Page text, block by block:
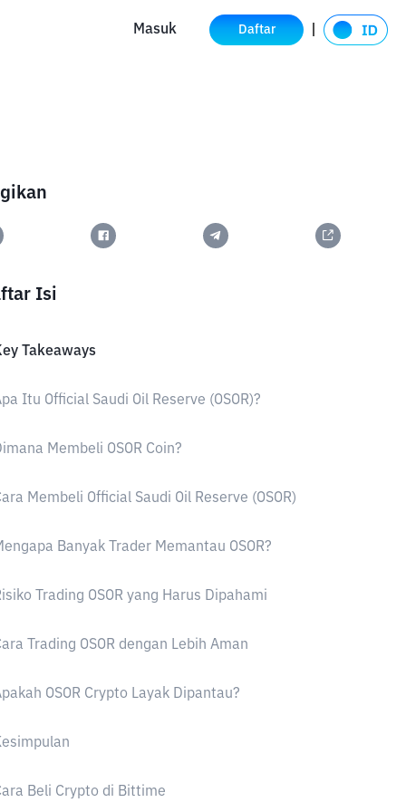
Masuk Daftar
Isi
Takeaways
Itu Official Saudi Oil Reserve (OSOR)?
Membeli OSOR Coin?
Membeli Official Saudi Oil Reserve (OSOR)
Banyak Trader Memantau OSOR?
Trading OSOR yang Harus Dipahami
Trading OSOR dengan Lebih Aman
OSOR Crypto Layak Dipantau?
Beli Crypto di Bittime